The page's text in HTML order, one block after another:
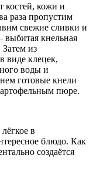
костей, кожи и
раза пропустим
свежие сливки и
кнельная
Затем из
виде клецек,
воды и
готовые кнели
пюре.
в
блюдо. Как
создаётся